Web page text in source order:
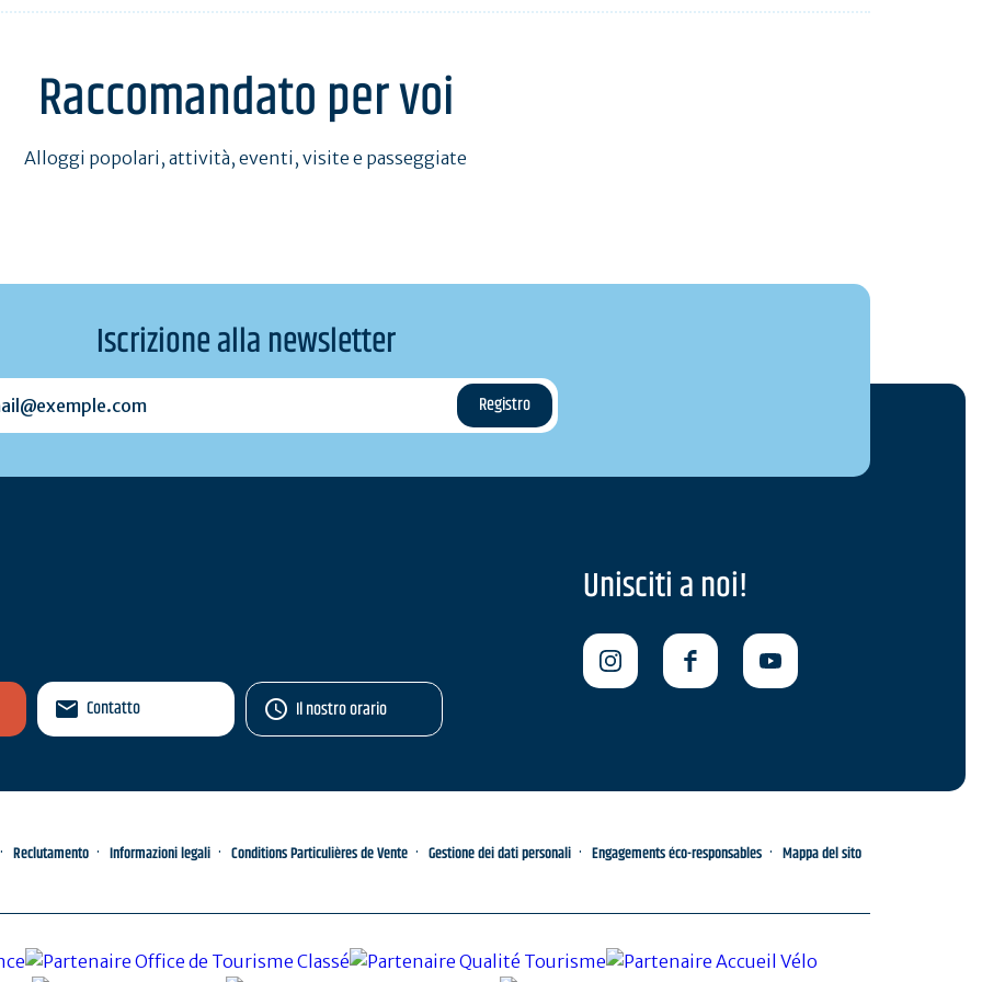
Raccomandato per voi
Alloggi popolari, attività, eventi, visite e passeggiate
Iscrizione alla newsletter
Contatto Il nostro orario
Unisciti a noi!
Reclutamento Informazioni legali Conditions Particulières de Vente Gestione dei dati personali Engagements éco-responsables Mappa del sito